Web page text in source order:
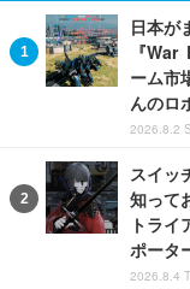
日本が
『War
ーム市
んのロ
2026.8.2
スイッ
知って
トライ
ポータ
2026.8.4